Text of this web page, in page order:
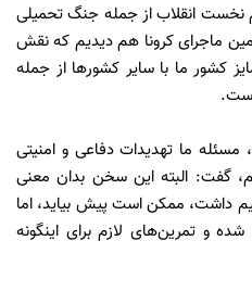
انقلاب از جمله جنگ تحمیلی
ماجرای کرونا هم دیدیم که نقش
کشور ما با سایر کشورها از جمله
مسئله ما تهدیدات دفاعی و امنیتی
گفت: البته این سخن بدان معنی
داشت، ممکن است پیش بیاید، اما
و تمرین‌های لازم برای اینگونه